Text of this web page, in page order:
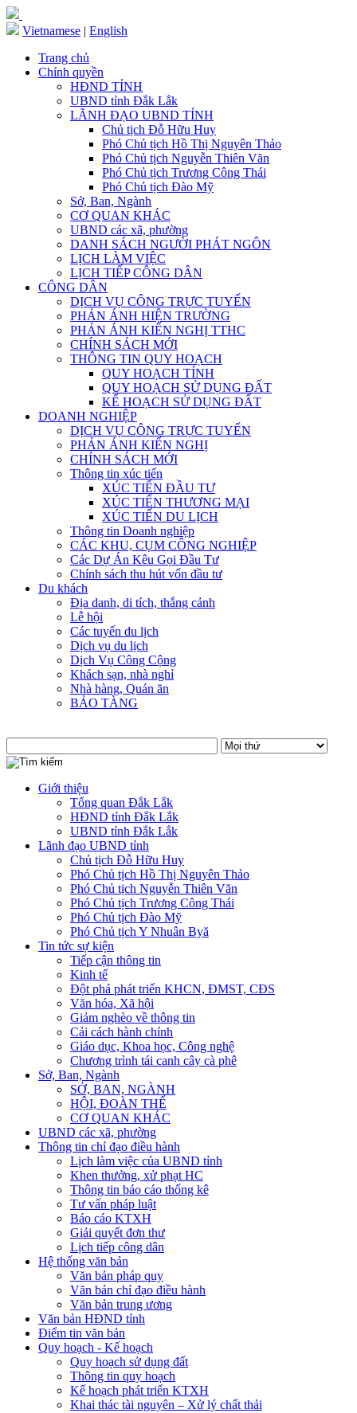
Vietnamese | English
Trang chủ
Chính quyền
HĐND TỈNH
UBND tỉnh Đắk Lắk
LÃNH ĐẠO UBND TỈNH
Chủ tịch Đỗ Hữu Huy
Phó Chủ tịch Hồ Thị Nguyên Thảo
Phó Chủ tịch Nguyễn Thiên Văn
Phó Chủ tịch Trương Công Thái
Phó Chủ tịch Đào Mỹ
Sở, Ban, Ngành
CƠ QUAN KHÁC
UBND các xã, phường
DANH SÁCH NGƯỜI PHÁT NGÔN
LỊCH LÀM VIỆC
LỊCH TIẾP CÔNG DÂN
CÔNG DÂN
DỊCH VỤ CÔNG TRỰC TUYẾN
PHẢN ÁNH HIỆN TRƯỜNG
PHẢN ÁNH KIẾN NGHỊ TTHC
CHÍNH SÁCH MỚI
THÔNG TIN QUY HOẠCH
QUY HOẠCH TỈNH
QUY HOẠCH SỬ DỤNG ĐẤT
KẾ HOẠCH SỬ DỤNG ĐẤT
DOANH NGHIỆP
DỊCH VỤ CÔNG TRỰC TUYẾN
PHẢN ÁNH KIẾN NGHỊ
CHÍNH SÁCH MỚI
Thông tin xúc tiến
XÚC TIẾN ĐẦU TƯ
XÚC TIẾN THƯƠNG MẠI
XÚC TIẾN DU LỊCH
Thông tin Doanh nghiệp
CÁC KHU, CỤM CÔNG NGHIỆP
Các Dự Án Kêu Gọi Đầu Tư
Chính sách thu hút vốn đầu tư
Du khách
Địa danh, di tích, thắng cảnh
Lễ hội
Các tuyến du lịch
Dịch vụ du lịch
Dịch Vụ Công Cộng
Khách sạn, nhà nghỉ
Nhà hàng, Quán ăn
BẢO TÀNG
Giới thiệu
Tổng quan Đắk Lắk
HĐND tỉnh Đắk Lắk
UBND tỉnh Đắk Lắk
Lãnh đạo UBND tỉnh
Chủ tịch Đỗ Hữu Huy
Phó Chủ tịch Hồ Thị Nguyên Thảo
Phó Chủ tịch Nguyễn Thiên Văn
Phó Chủ tịch Trương Công Thái
Phó Chủ tịch Đào Mỹ
Phó Chủ tịch Y Nhuân Byă
Tin tức sự kiện
Tiếp cận thông tin
Kinh tế
Đột phá phát triển KHCN, ĐMST, CĐS
Văn hóa, Xã hội
Giảm nghèo về thông tin
Cải cách hành chính
Giáo dục, Khoa học, Công nghệ
Chương trình tái canh cây cà phê
Sở, Ban, Ngành
SỞ, BAN, NGÀNH
HỘI, ĐOÀN THỂ
CƠ QUAN KHÁC
UBND các xã, phường
Thông tin chỉ đạo điều hành
Lịch làm việc của UBND tỉnh
Khen thưởng, xử phạt HC
Thông tin báo cáo thống kê
Tư vấn pháp luật
Báo cáo KTXH
Giải quyết đơn thư
Lịch tiếp công dân
Hệ thống văn bản
Văn bản pháp quy
Văn bản chỉ đạo điều hành
Văn bản trung ương
Văn bản HĐND tỉnh
Điểm tin văn bản
Quy hoạch - Kế hoạch
Quy hoạch sử dụng đất
Thông tin quy hoạch
Kế hoạch phát triển KTXH
Khai thác tài nguyên – Xử lý chất thải